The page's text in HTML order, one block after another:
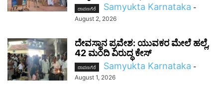
ದಾವಣಗೆರೆ Samyukta Karnataka -
August 2, 2026
ದೇವಸ್ಥಾನ ಪ್ರವೇಶ: ಯುವಕರ ಮೇಲೆ ಹಲ್ಲೆ,
42 ಮಂದಿ ವಿರುದ್ಧ ಕೇಸ್
ದಾವಣಗೆರೆ Samyukta Karnataka -
August 1, 2026